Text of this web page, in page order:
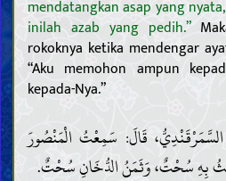
mendatangkan asap yang
inilah azab yang pedih.”
rokoknya ketika mendengar
“Aku memohon ampun
kepada-Nya.”
السَّمَرْقَنْدِيُّ، قَالَ: سَمِعْتُ الْمَنْصُورَ
بِهِ سُحْتٌ، وَثَمَنُ الدُّخَانِ سُحْتٌ.